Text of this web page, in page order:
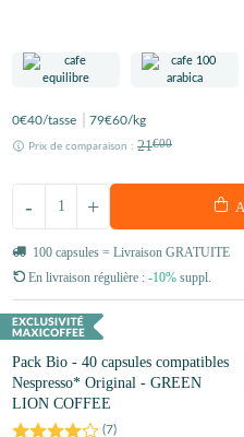
0€40/tasse 79€60/kg
Prix de comparaison : 21€00
+
-
100 capsules = Livraison GRATUITE
En livraison régulière : -10% suppl.
Pack Bio - 40 capsules compatibles
Nespresso* Original - GREEN
LION COFFEE
(7)